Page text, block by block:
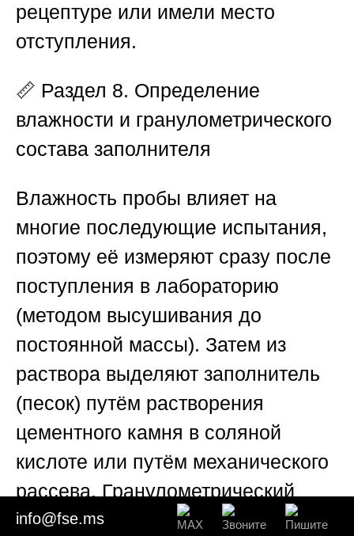
рецептуре или имели место
отступления.
📏 Раздел 8. Определение
влажности и гранулометрического
состава заполнителя
Влажность пробы влияет на
многие последующие испытания,
поэтому её измеряют сразу после
поступления в лабораторию
(методом высушивания до
постоянной массы). Затем из
раствора выделяют заполнитель
(песок) путём растворения
цементного камня в соляной
кислоте или путём механического
рассева. Гранулометрический
состав песка определяют на ситах
info@fse.ms